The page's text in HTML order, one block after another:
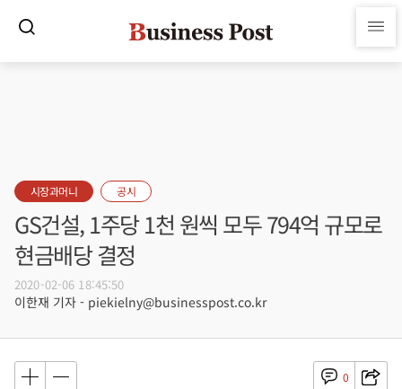
시장과머니 공시
GS건설, 1주당 1천 원씩 모두 794억 규모로
현금배당 결정
2020-02-06 18:45:50
이한재 기자 - piekielny@businesspost.co.kr
0